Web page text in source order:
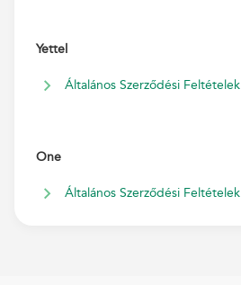
Yettel
Általános Szerződési Feltételek
One
Általános Szerződési Feltételek